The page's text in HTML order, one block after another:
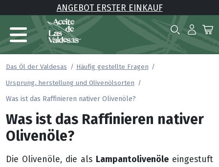
ANGEBOT ERSTER EINKAUF
Das Öl der Valdesas
Häufig gestellte Fragen
Ursprung, herstellung und Olivenölsorten
Was ist das Raffinieren nativer Olivenöle?
Was ist das Raffinieren nativer
Olivenöle?
Die Olivenöle, die als Lampantolivenöle eingestuft